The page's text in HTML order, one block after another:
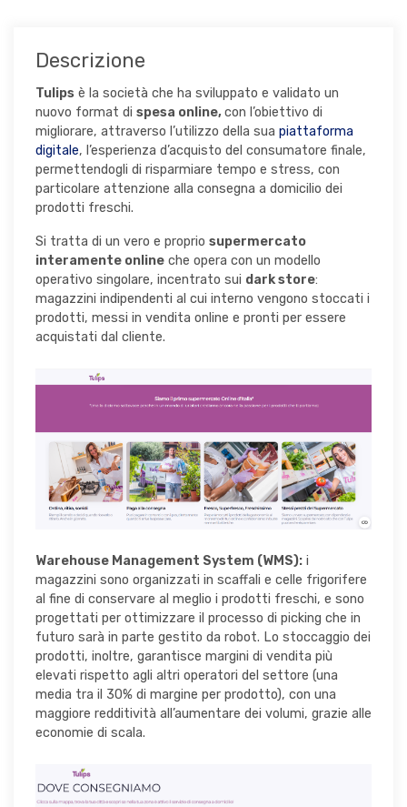
Descrizione
Tulips è la società che ha sviluppato e validato un
nuovo format di spesa online, con l’obiettivo di
migliorare, attraverso l’utilizzo della sua piattaforma
digitale, l’esperienza d’acquisto del consumatore finale,
permettendogli di risparmiare tempo e stress, con
particolare attenzione alla consegna a domicilio dei
prodotti freschi.
Si tratta di un vero e proprio supermercato
interamente online che opera con un modello
operativo singolare, incentrato sui dark store:
magazzini indipendenti al cui interno vengono stoccati i
prodotti, messi in vendita online e pronti per essere
acquistati dal cliente.
Warehouse Management System (WMS): i
magazzini sono organizzati in scaffali e celle frigorifere
al fine di conservare al meglio i prodotti freschi, e sono
progettati per ottimizzare il processo di picking che in
futuro sarà in parte gestito da robot. Lo stoccaggio dei
prodotti, inoltre, garantisce margini di vendita più
elevati rispetto agli altri operatori del settore (una
media tra il 30% di margine per prodotto), con una
maggiore redditività all’aumentare dei volumi, grazie alle
economie di scala.